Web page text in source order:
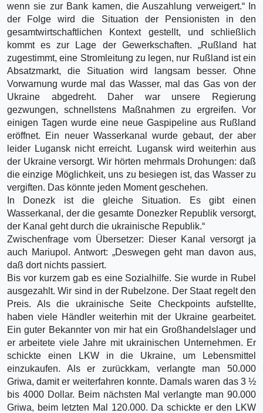
wenn sie zur Bank kamen, die Auszahlung verweigert.“ In
der Folge wird die Situation der Pensionisten in den
gesamtwirtschaftlichen Kontext gestellt, und schließlich
kommt es zur Lage der Gewerkschaften. „Rußland hat
zugestimmt, eine Stromleitung zu legen, nur Rußland ist ein
Absatzmarkt, die Situation wird langsam besser. Ohne
Vorwarnung wurde mal das Wasser, mal das Gas von der
Ukraine abgedreht. Daher war unsere Regierung
gezwungen, schnellstens Maßnahmen zu ergreifen. Vor
einigen Tagen wurde eine neue Gaspipeline aus Rußland
eröffnet. Ein neuer Wasserkanal wurde gebaut, der aber
leider Lugansk nicht erreicht. Lugansk wird weiterhin aus
der Ukraine versorgt. Wir hörten mehrmals Drohungen: daß
die einzige Möglichkeit, uns zu besiegen ist, das Wasser zu
vergiften. Das könnte jeden Moment geschehen.
In Donezk ist die gleiche Situation. Es gibt einen
Wasserkanal, der die gesamte Donezker Republik versorgt,
der Kanal geht durch die ukrainische Republik.“
Zwischenfrage vom Übersetzer: Dieser Kanal versorgt ja
auch Mariupol. Antwort: „Deswegen geht man davon aus,
daß dort nichts passiert.
Bis vor kurzem gab es eine Sozialhilfe. Sie wurde in Rubel
ausgezahlt. Wir sind in der Rubelzone. Der Staat regelt den
Preis. Als die ukrainische Seite Checkpoints aufstellte,
haben viele Händler weiterhin mit der Ukraine gearbeitet.
Ein guter Bekannter von mir hat ein Großhandelslager und
er arbeitete viele Jahre mit ukrainischen Unternehmen. Er
schickte einen LKW in die Ukraine, um Lebensmittel
einzukaufen. Als er zurückkam, verlangte man 50.000
Griwa, damit er weiterfahren konnte. Damals waren das 3 ½
bis 4000 Dollar. Beim nächsten Mal verlangte man 90.000
Griwa, beim letzten Mal 120.000. Da schickte er den LKW